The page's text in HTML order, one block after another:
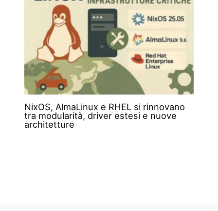
NixOS, AlmaLinux e RHEL si rinnovano
tra modularità, driver estesi e nuove
architetture